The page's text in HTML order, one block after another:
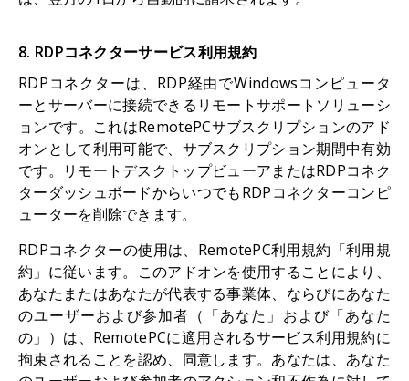
8. RDPコネクターサービス利用規約
RDPコネクターは、RDP経由でWindowsコンピュータ
ーとサーバーに接続できるリモートサポートソリューシ
ョンです。これはRemotePCサブスクリプションのアド
オンとして利用可能で、サブスクリプション期間中有効
です。リモートデスクトップビューアまたはRDPコネク
ターダッシュボードからいつでもRDPコネクターコンピ
ューターを削除できます。
RDPコネクターの使用は、RemotePC利用規約「利用規
約」に従います。このアドオンを使用することにより、
あなたまたはあなたが代表する事業体、ならびにあなた
のユーザーおよび参加者（「あなた」および「あなた
の」）は、RemotePCに適用されるサービス利用規約に
拘束されることを認め、同意します。あなたは、あなた